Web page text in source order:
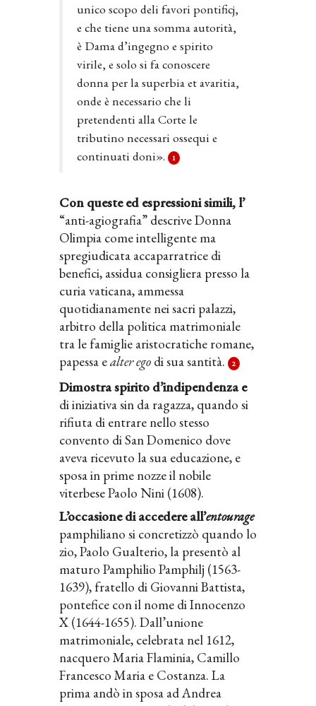
unico scopo deli favori pontificj,
e che tiene una somma autorità,
è Dama d’ingegno e spirito
virile, e solo si fa conoscere
donna per la superbia et avaritia,
onde è necessario che li
pretendenti alla Corte le
tributino necessari ossequi e
continuati doni».
1
Con queste ed espressioni simili, l’
“anti-agiografia” descrive Donna
Olimpia come intelligente ma
spregiudicata accaparratrice di
benefici, assidua consigliera presso la
curia vaticana, ammessa
quotidianamente nei sacri palazzi,
arbitro della politica matrimoniale
tra le famiglie aristocratiche romane,
papessa ealter ego di sua santità. 2
Dimostra spirito d’indipendenza e
di iniziativa sin da ragazza, quando si
rifiuta di entrare nello stesso
convento di San Domenico dove
aveva ricevuto la sua educazione, e
sposa in prime nozze il nobile
viterbese Paolo Nini (1608).
L’occasione di accedere all’entourage
pamphiliano si concretizzò quando lo
zio, Paolo Gualterio, la presentò al
maturo Pamphilio Pamphilj (1563-
1639), fratello di Giovanni Battista,
pontefice con il nome di Innocenzo
X (1644-1655). Dall’unione
matrimoniale, celebrata nel 1612,
nacquero Maria Flaminia, Camillo
Francesco Maria e Costanza. La
prima andò in sposa ad Andrea